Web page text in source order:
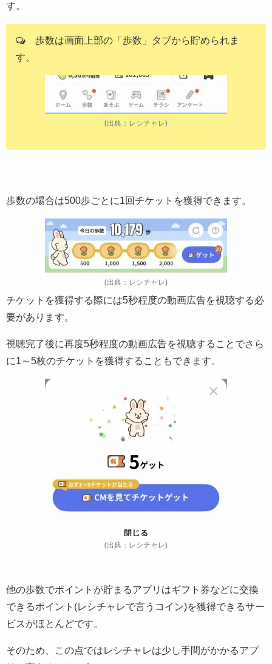
す。
歩数は画面上部の「歩数」タブから貯められま
す。
(出典：レシチャレ)
歩数の場合は500歩ごとに1回チケットを獲得できます。
(出典：レシチャレ)
チケットを獲得する際には5秒程度の動画広告を視聴する必
要があります。
視聴完了後に再度5秒程度の動画広告を視聴することでさら
に1～5枚のチケットを獲得することもできます。
(出典：レシチャレ)
他の歩数でポイントが貯まるアプリはギフト券などに交換
できるポイント(レシチャレで言うコイン)を獲得できるサー
ビスがほとんどです。
そのため、この点ではレシチャレは少し手間がかかるアプ